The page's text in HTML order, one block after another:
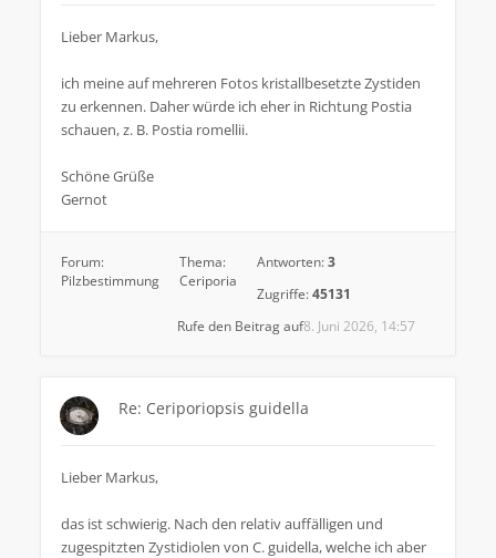
Lieber Markus,
ich meine auf mehreren Fotos kristallbesetzte Zystiden
zu erkennen. Daher würde ich eher in Richtung Postia
schauen, z. B. Postia romellii.
Schöne Grüße
Gernot
Forum:
Pilzbestimmung
Thema:
Ceriporia
Antworten:3
Zugriffe:45131
8. Juni 2026, 14:57
Rufe den Beitrag auf
Re: Ceriporiopsis guidella
Lieber Markus,
das ist schwierig. Nach den relativ auffälligen und
zugespitzten Zystidiolen von C. guidella, welche ich aber